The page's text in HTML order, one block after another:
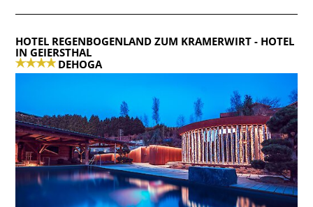
HOTEL REGENBOGENLAND ZUM KRAMERWIRT- HOTEL
IN GEIERSTHAL
DEHOGA